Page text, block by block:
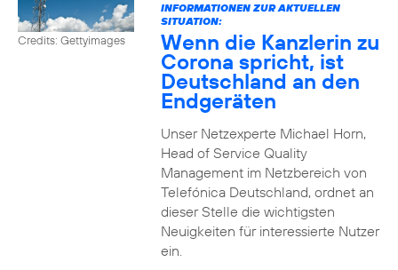
Credits: Gettyimages
INFORMATIONEN ZUR AKTUELLEN
SITUATION:
Wenn die Kanzlerin zu
Corona spricht, ist
Deutschland an den
Endgeräten
Unser Netzexperte Michael Horn,
Head of Service Quality
Management im Netzbereich von
Telefónica Deutschland, ordnet an
dieser Stelle die wichtigsten
Neuigkeiten für interessierte Nutzer
ein.